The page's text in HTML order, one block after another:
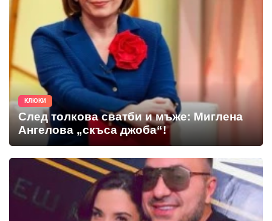
КЛЮКИ
След толкова сватби и мъже: Миглена
Ангелова „скъса джоба“!